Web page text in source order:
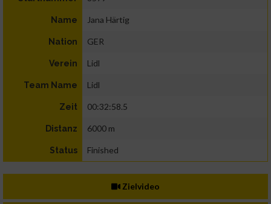
Name Jana Härtig
Nation GER
Verein Lidl
Team Name Lidl
Zeit 00:32:58.5
Distanz 6000 m
Status Finished
Zielvideo